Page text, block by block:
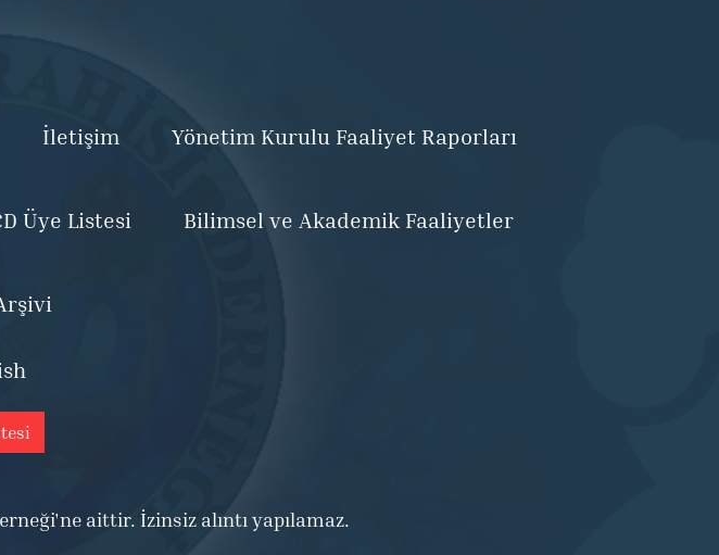
İletişim Yönetim Kurulu Faaliyet Raporları
Üye Listesi Bilimsel ve Akademik Faaliyetler
aittir. İzinsiz alıntı yapılamaz.